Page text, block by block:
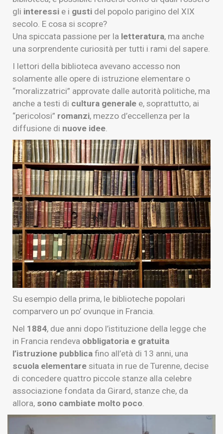
gli interessi e i gusti del popolo parigino del XIX
secolo. E cosa si scopre?
Una spiccata passione per la letteratura, ma anche
una sorprendente curiosità per tutti i rami del sapere.
I lettori della biblioteca avevano accesso non
solamente alle opere di istruzione elementare o
“moralizzatrici” approvate dalle autorità politiche, ma
anche a testi di cultura generale e, soprattutto, ai
“pericolosi” romanzi, mezzo d’eccellenza per la
diffusione di nuove idee
Su esempio della prima, le biblioteche popolari
comparvero un po’ ovunque in Francia.
Nel 1884, due anni dopo l’istituzione della legge che
in Francia rendeva obbligatoria e gratuita
l’istruzione pubblica fino all’età di 13 anni, una
scuola elementare situata in rue de Turenne, decise
di concedere quattro piccole stanze alla celebre
associazione fondata da Girard, stanze che, da
allora, sono cambiate molto poco.